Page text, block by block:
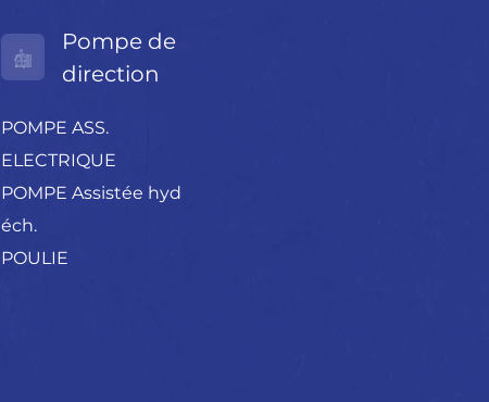
Pompe de
direction
POMPE ASS.
ELECTRIQUE
POMPE Assistée hyd
éch.
POULIE